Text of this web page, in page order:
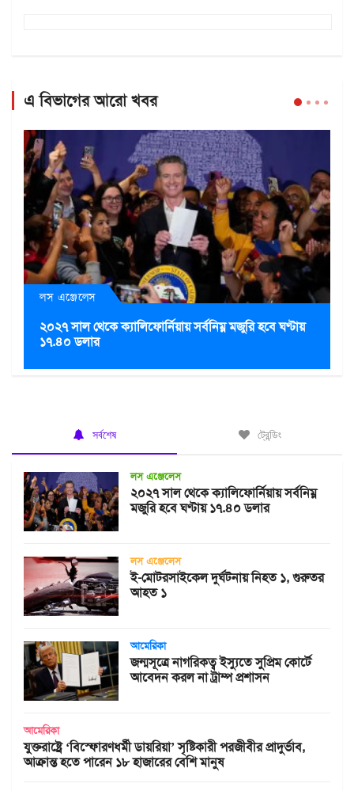
এ বিভাগের আরো খবর
লস এঞ্জেলেস
২০২৭ সাল থেকে ক্যালিফোর্নিয়ায় সর্বনিম্ন মজুরি হবে ঘণ্টায়
১৭.৪০ ডলার
সর্বশেষ ট্রেন্ডিং
লস এঞ্জেলেস
২০২৭ সাল থেকে ক্যালিফোর্নিয়ায় সর্বনিম্ন
মজুরি হবে ঘণ্টায় ১৭.৪০ ডলার
লস এঞ্জেলেস
ই-মোটরসাইকেল দুর্ঘটনায় নিহত ১, গুরুতর
আহত ১
আমেরিকা
জন্মসূত্রে নাগরিকত্ব ইস্যুতে সুপ্রিম কোর্টে
আবেদন করল না ট্রাম্প প্রশাসন
আমেরিকা
যুক্তরাষ্ট্রে ‘বিস্ফোরণধর্মী ডায়রিয়া’ সৃষ্টিকারী পরজীবীর প্রাদুর্ভাব,
আক্রান্ত হতে পারেন ১৮ হাজারের বেশি মানুষ